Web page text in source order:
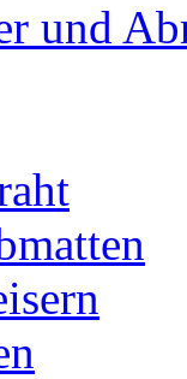
und